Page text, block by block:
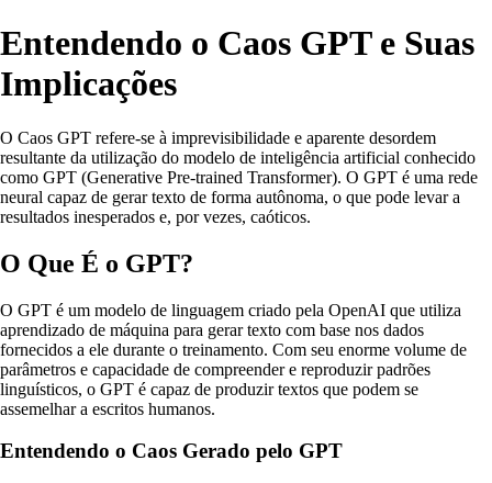
Entendendo o Caos GPT e Suas
Implicações
O Caos GPT refere-se à imprevisibilidade e aparente desordem
resultante da utilização do modelo de inteligência artificial conhecido
como GPT (Generative Pre-trained Transformer). O GPT é uma rede
neural capaz de gerar texto de forma autônoma, o que pode levar a
resultados inesperados e, por vezes, caóticos.
O Que É o GPT?
O GPT é um modelo de linguagem criado pela OpenAI que utiliza
aprendizado de máquina para gerar texto com base nos dados
fornecidos a ele durante o treinamento. Com seu enorme volume de
parâmetros e capacidade de compreender e reproduzir padrões
linguísticos, o GPT é capaz de produzir textos que podem se
assemelhar a escritos humanos.
Entendendo o Caos Gerado pelo GPT